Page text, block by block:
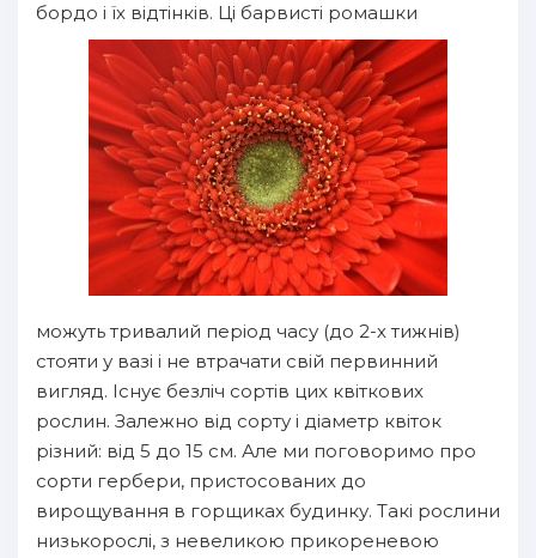
бордо і їх відтінків. Ці барвисті ромашки
можуть тривалий період часу (до 2-х тижнів)
стояти у вазі і не втрачати свій первинний
вигляд. Існує безліч сортів цих квіткових
рослин. Залежно від сорту і діаметр квіток
різний: від 5 до 15 см. Але ми поговоримо про
сорти гербери, пристосованих до
вирощування в горщиках будинку. Такі рослини
низькорослі, з невеликою прикореневою